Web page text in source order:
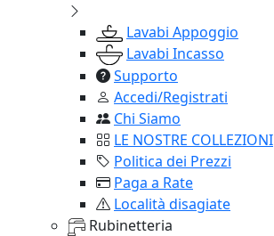
Lavabi Appoggio
Lavabi Incasso
Supporto
Accedi/Registrati
Chi Siamo
LE NOSTRE COLLEZIONI
Politica dei Prezzi
Paga a Rate
Località disagiate
Rubinetteria